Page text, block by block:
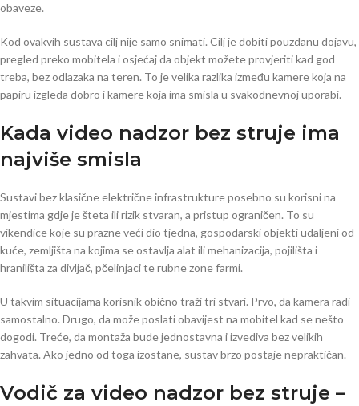
obaveze.
Kod ovakvih sustava cilj nije samo snimati. Cilj je dobiti pouzdanu dojavu,
pregled preko mobitela i osjećaj da objekt možete provjeriti kad god
treba, bez odlazaka na teren. To je velika razlika između kamere koja na
papiru izgleda dobro i kamere koja ima smisla u svakodnevnoj uporabi.
Kada video nadzor bez struje ima
najviše smisla
Sustavi bez klasične električne infrastrukture posebno su korisni na
mjestima gdje je šteta ili rizik stvaran, a pristup ograničen. To su
vikendice koje su prazne veći dio tjedna, gospodarski objekti udaljeni od
kuće, zemljišta na kojima se ostavlja alat ili mehanizacija, pojilišta i
hranilišta za divljač, pčelinjaci te rubne zone farmi.
U takvim situacijama korisnik obično traži tri stvari. Prvo, da kamera radi
samostalno. Drugo, da može poslati obavijest na mobitel kad se nešto
dogodi. Treće, da montaža bude jednostavna i izvediva bez velikih
zahvata. Ako jedno od toga izostane, sustav brzo postaje nepraktičan.
Vodič za video nadzor bez struje –